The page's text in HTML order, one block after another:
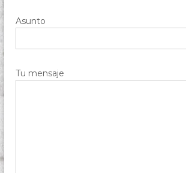
Asunto
Tu mensaje